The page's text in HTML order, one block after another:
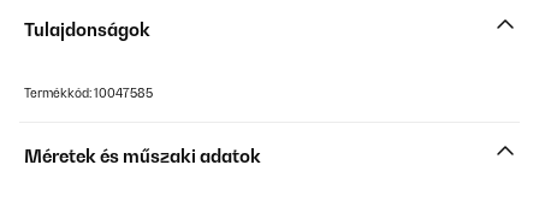
Tulajdonságok
Termékkód: 10047585
Méretek és műszaki adatok